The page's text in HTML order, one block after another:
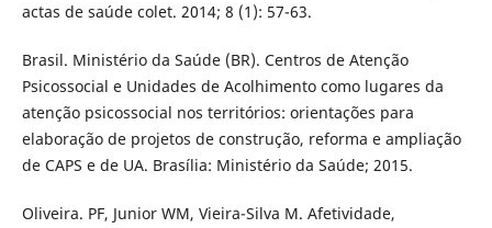
actas de saúde colet. 2014; 8 (1): 57-63.
Brasil. Ministério da Saúde (BR). Centros de Atenção
Psicossocial e Unidades de Acolhimento como lugares da
atenção psicossocial nos territórios: orientações para
elaboração de projetos de construção, reforma e ampliação
de CAPS e de UA. Brasília: Ministério da Saúde; 2015.
Oliveira. PF, Junior WM, Vieira-Silva M. Afetividade,